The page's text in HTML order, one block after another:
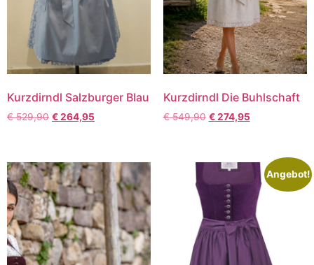
Kurzdirndl Salzburger Blau
€529,90 €264,95
Kurzdirndl Die Buhlschaft
€549,90 €274,95
Angebot!